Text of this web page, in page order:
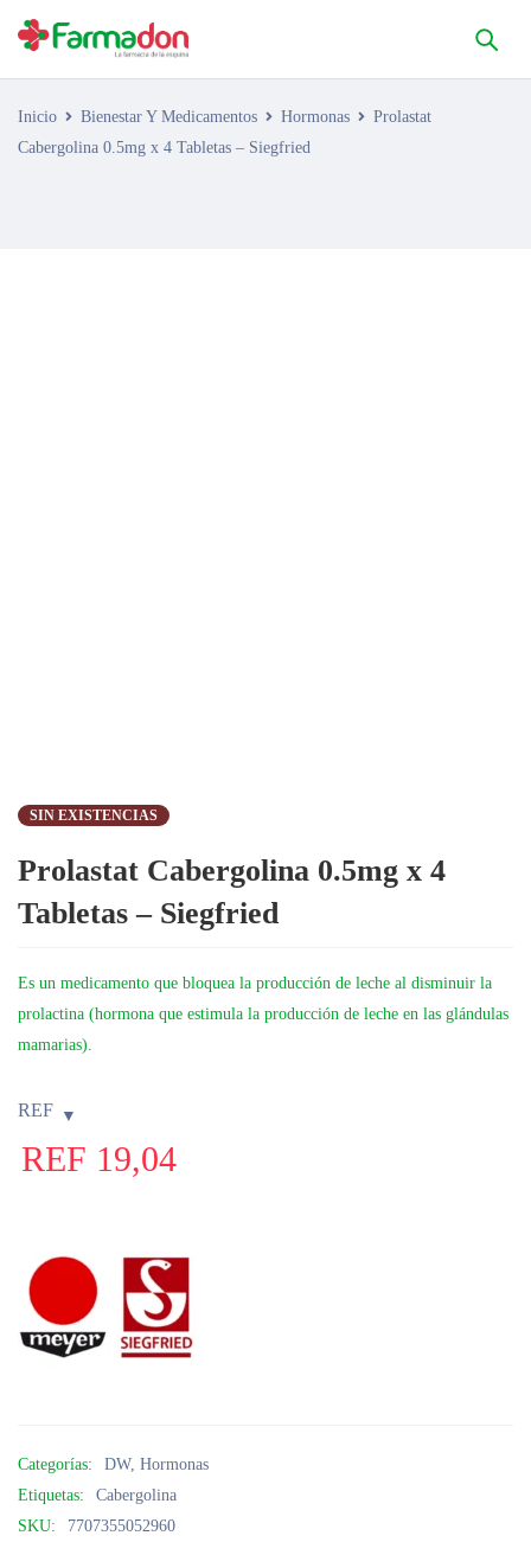
Inicio Bienestar Y Medicamentos Hormonas
Prolastat
Cabergolina 0.5mg x 4 Tabletas – Siegfried
SIN EXISTENCIAS
Prolastat Cabergolina 0.5mg x 4
Tabletas – Siegfried
Es un medicamento que bloquea la producción de leche al disminuir la
prolactina (hormona que estimula la producción de leche en las glándulas
mamarias).
REF
REF 19,04
Categorías: DW, Hormonas
Etiquetas:
Cabergolina
SKU:
7707355052960